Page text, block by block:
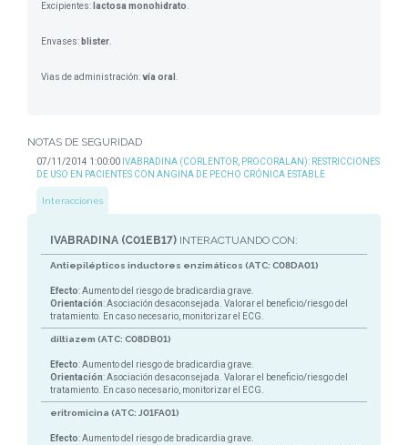
Excipientes: lactosa monohidrato
Envases: blister
Vias de administración:vía oral
NOTAS DE SEGURIDAD
07/11/2014 1:00:00 IVABRADINA (CORLENTOR, PROCORALAN): RESTRICCIONES
DE USO EN PACIENTES CON ANGINA DE PECHO CRÓNICA ESTABLE
Interacciones
IVABRADINA (C01EB17) INTERACTUANDO CON:
Antiepilépticos inductores enzimáticos (ATC: C08DA01)
Efecto: Aumento del riesgo de bradicardia grave.
Orientación: Asociación desaconsejada. Valorar el beneficio/riesgo del
tratamiento. En caso necesario, monitorizar el ECG.
diltiazem (ATC: C08DB01)
Efecto: Aumento del riesgo de bradicardia grave.
Orientación: Asociación desaconsejada. Valorar el beneficio/riesgo del
tratamiento. En caso necesario, monitorizar el ECG.
eritromicina (ATC: J01FA01)
Efecto: Aumento del riesgo de bradicardia grave.